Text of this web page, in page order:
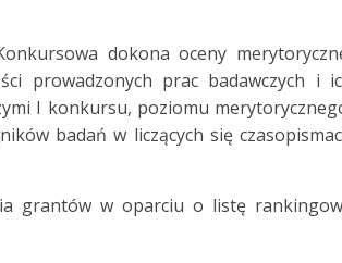
dokona oceny
prowadzonych prac badawczych i
I konkursu, poziomu
badań w liczących się
grantów w oparciu o listę